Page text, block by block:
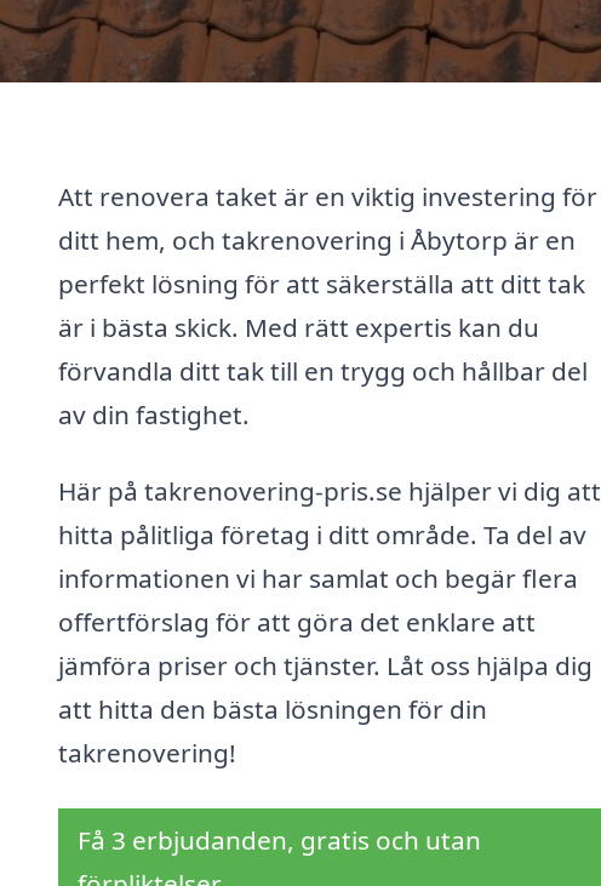
Att renovera taket är en viktig investering för
ditt hem, och takrenovering i Åbytorp är en
perfekt lösning för att säkerställa att ditt tak
är i bästa skick. Med rätt expertis kan du
förvandla ditt tak till en trygg och hållbar del
av din fastighet.
Här på takrenovering-pris.se hjälper vi dig att
hitta pålitliga företag i ditt område. Ta del av
informationen vi har samlat och begär flera
offertförslag för att göra det enklare att
jämföra priser och tjänster. Låt oss hjälpa dig
att hitta den bästa lösningen för din
takrenovering!
Få 3 erbjudanden, gratis och utan